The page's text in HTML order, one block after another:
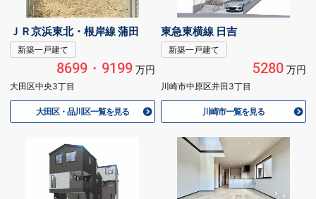
ＪＲ京浜東北・根岸線 蒲田
新築一戸建て
8699・9199万円
大田区中央3丁目
大田区・品川区一覧を見る
東急東横線 日吉
新築一戸建て
5280万円
川崎市中原区井田3丁目
川崎市一覧を見る